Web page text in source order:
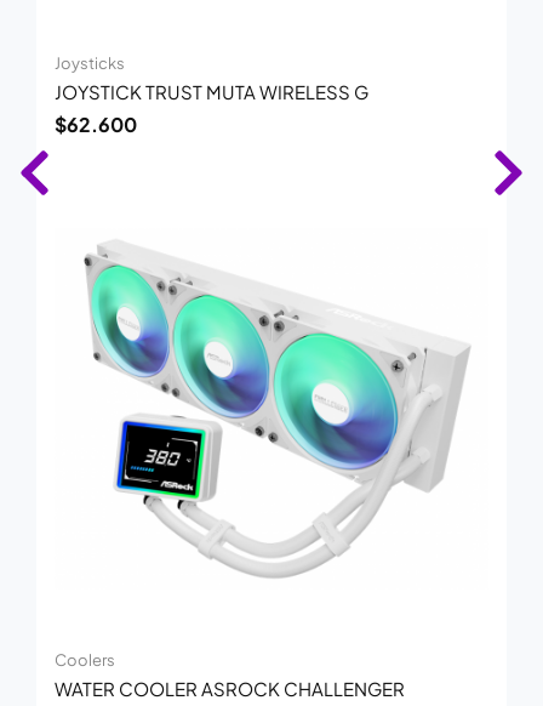
Joysticks
JOYSTICK TRUST MUTA WIRELESS G
$62.600
Coolers
WATER COOLER ASROCK CHALLENGER